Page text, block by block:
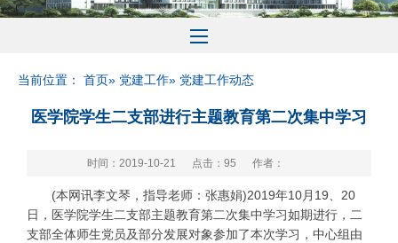
当前位置： 首页» 党建工作» 党建工作动态
医学院学生二支部进行主题教育第二次集中学习
时间：2019-10-21 点击： 95 作者：
(本网讯李文琴，指导老师：张惠娟)2019年10月19、20
日，医学院学生二支部主题教育第二次集中学习如期进行，二
支部全体师生党员及部分发展对象参加了本次学习，中心组由